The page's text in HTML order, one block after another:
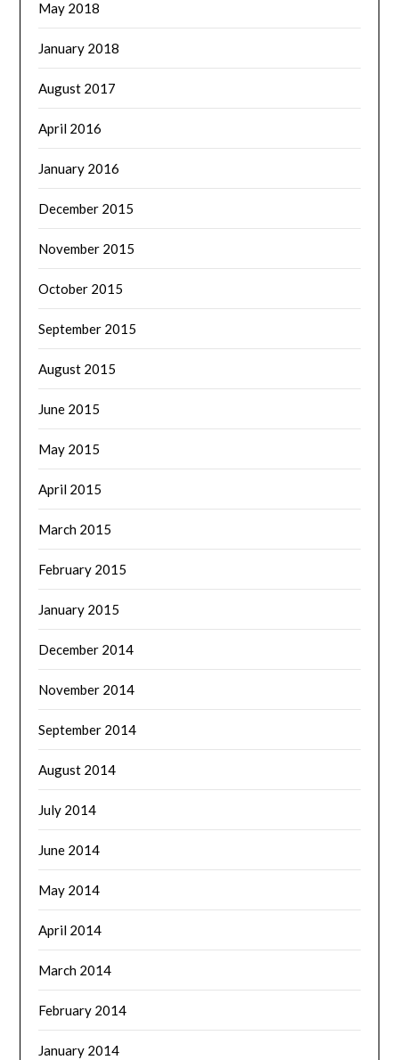
May 2018
January 2018
August 2017
April 2016
January 2016
December 2015
November 2015
October 2015
September 2015
August 2015
June 2015
May 2015
April 2015
March 2015
February 2015
January 2015
December 2014
November 2014
September 2014
August 2014
July 2014
June 2014
May 2014
April 2014
March 2014
February 2014
January 2014